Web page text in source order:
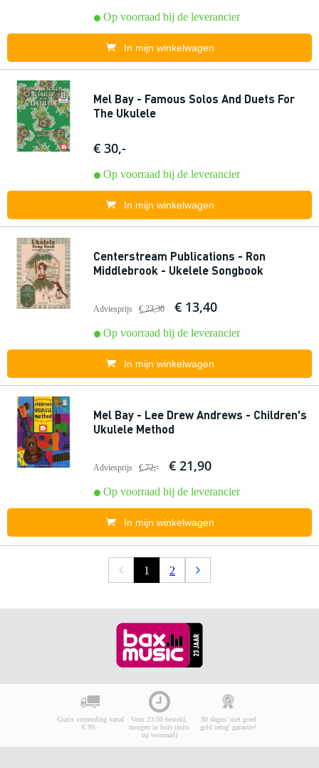
Op voorraad bij de leverancier
In mijn winkelwagen
Mel Bay - Famous Solos And Duets For
The Ukulele
€ 30,-
Op voorraad bij de leverancier
In mijn winkelwagen
Centerstream Publications - Ron
Middlebrook - Ukelele Songbook
Adviesprijs € 23,30 € 13,40
Op voorraad bij de leverancier
In mijn winkelwagen
Mel Bay - Lee Drew Andrews - Children's
Ukulele Method
Adviesprijs € 72,- € 21,90
Op voorraad bij de leverancier
In mijn winkelwagen
1 2
Gratis verzending vanaf
€ 99,-
Voor 23:00 besteld,
morgen in huis (mits
op voorraad)
30 dagen 'niet goed
geld terug' garantie!